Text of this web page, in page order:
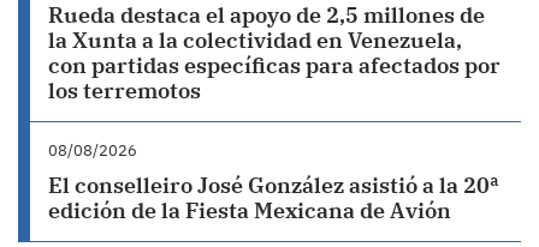
Rueda destaca el apoyo de 2,5 millones de
la Xunta a la colectividad en Venezuela,
con partidas específicas para afectados por
los terremotos
08/08/2026
El conselleiro José González asistió a la 20ª
edición de la Fiesta Mexicana de Avión